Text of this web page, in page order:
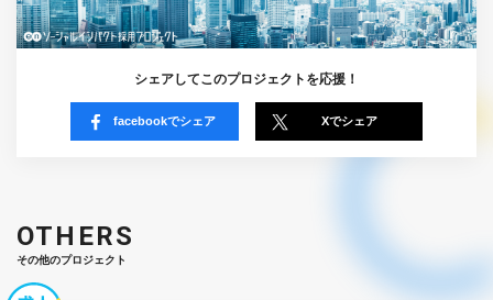
シェアしてこのプロジェクトを応援！
facebookでシェア Xでシェア
OTHERS
その他のプロジェクト